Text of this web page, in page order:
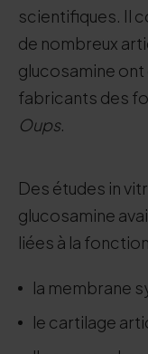
scientifiques. Il
de nombreux
glucosamine
fabricants des
Oups.
Des études in
glucosamine
liées à la fonction
la membrane
le cartilage